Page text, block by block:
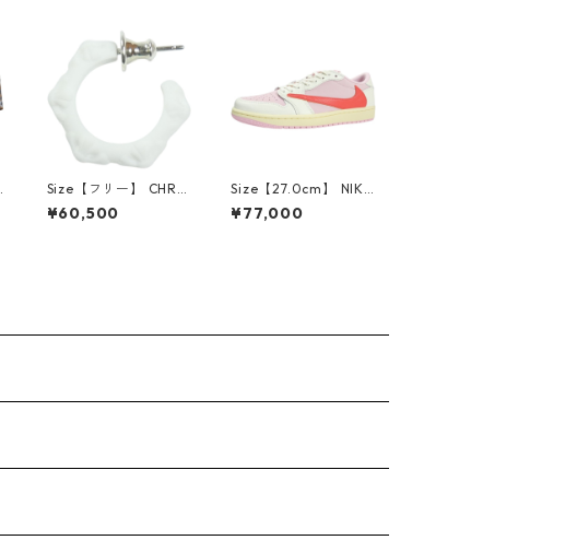
Size【フリー】 CHRO
ME HEARTS クロム・
ハーツ CH Cross SING
¥60,500
Size【27.0cm】 NIKE
ナイキ ×Travis Scott
AIR JORDAN 1 LOW
¥77,000